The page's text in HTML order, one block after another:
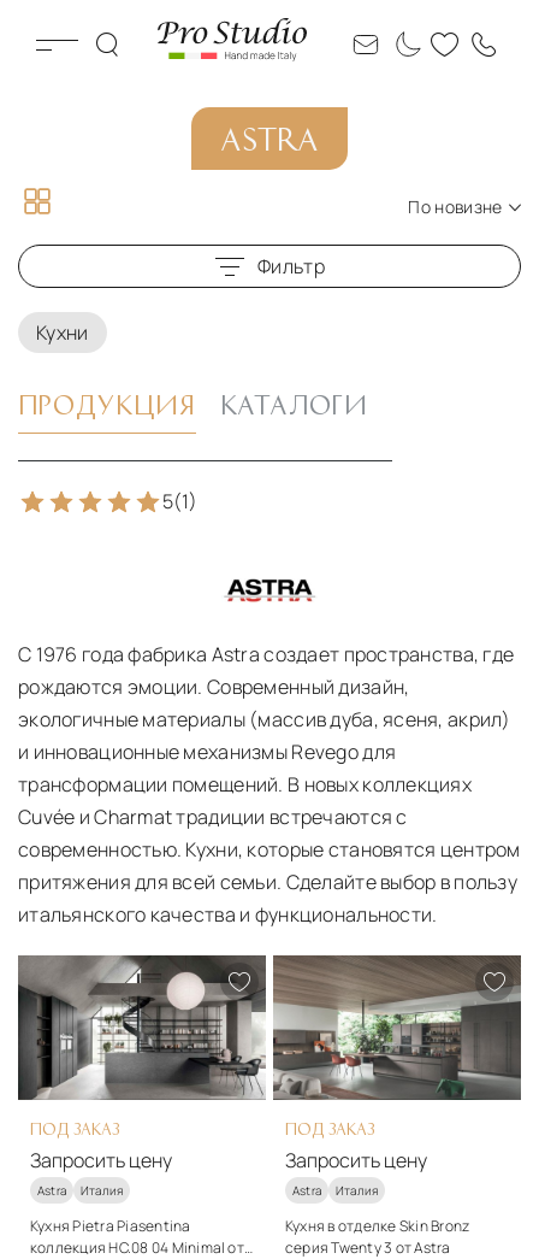
ASTRA
По новизне
По новизне
По цене по возрастанию
Фильтр
Кухни
ПРОДУКЦИЯ КАТАЛОГИ
5(1)
О ПРОИЗВОДИТЕЛЕ ASTRA
С 1976 года фабрика Astraсоздает пространства, где
рождаются эмоции. Современный дизайн,
экологичные материалы (массив дуба, ясеня, акрил)
и инновационные механизмы Revego для
трансформации помещений. В новых коллекциях
Cuvée и Charmat традиции встречаются с
современностью. Кухни, которые становятся центром
притяжения для всей семьи. Сделайте выбор в пользу
итальянского качества и функциональности.
ПОД ЗАКАЗ
Запросить цену
Astra Италия
Кухня Pietra Piasentina
коллекция HC.08 04 Minimal от
ПОД ЗАКАЗ
Запросить цену
Astra Италия
Кухня в отделке Skin Bronz
серия Twenty 3 от Astra